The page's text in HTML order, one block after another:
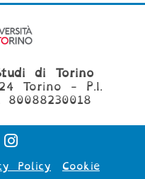
di Torino
Torino - P.I.
80088230018
Policy Cookie